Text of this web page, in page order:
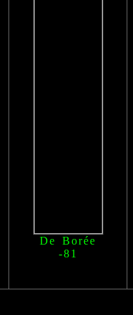
De Borée
-81